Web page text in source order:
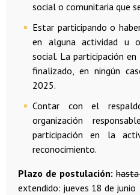
social o comunitaria que
Estar participando o
en alguna actividad u
social. La participación
finalizado, en ningún
2025.
Contar con el
organización
participación en la
reconocimiento.
Plazo de postulación:
extendido: jueves 18 de junio